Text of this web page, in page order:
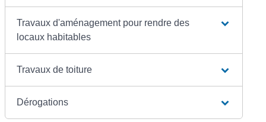
Travaux d'aménagement pour rendre des
locaux habitables
Travaux de toiture
Dérogations